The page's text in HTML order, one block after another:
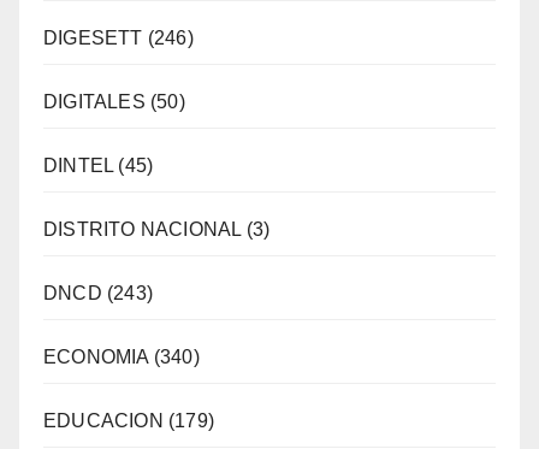
DIGESETT (246)
DIGITALES (50)
DINTEL (45)
DISTRITO NACIONAL (3)
DNCD (243)
ECONOMIA (340)
EDUCACION (179)